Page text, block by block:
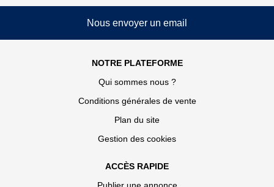
Nous envoyer un email
NOTRE PLATEFORME
Qui sommes nous ?
Conditions générales de vente
Plan du site
Gestion des cookies
ACCÈS RAPIDE